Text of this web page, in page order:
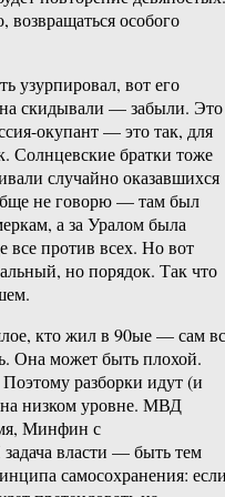
возвращаться особого
узурпировал, вот его
скидывали — забыли. Это
окупант — это так, для
Солнцевские братки тоже
случайно оказавшихся
не говорю — там был
а за Уралом была
все против всех. Но вот
но порядок. Так что
кто жил в 90ые — сам
Она может быть плохой.
разборки идут (и
низком уровне. МВД
Минфин с
власти — быть тем
самосохранения: